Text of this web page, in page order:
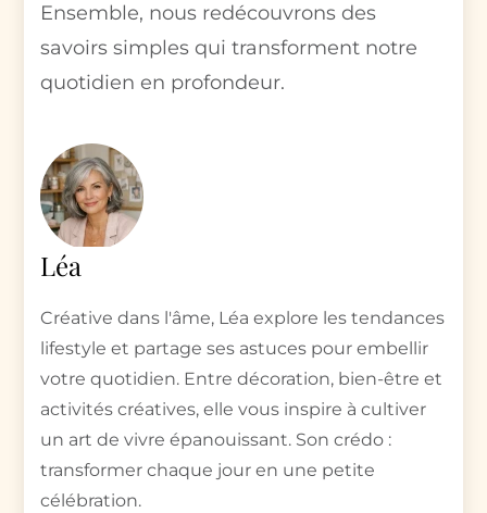
Ensemble, nous redécouvrons des
savoirs simples qui transforment notre
quotidien en profondeur.
Léa
Créative dans l'âme, Léa explore les tendances
lifestyle et partage ses astuces pour embellir
votre quotidien. Entre décoration, bien-être et
activités créatives, elle vous inspire à cultiver
un art de vivre épanouissant. Son crédo :
transformer chaque jour en une petite
célébration.